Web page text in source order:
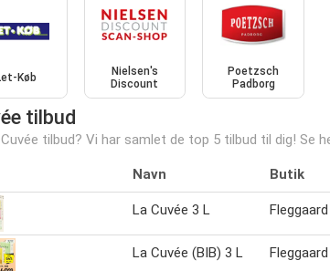
Køb
Nielsen's
Discount
Poetzsch
Padborg
tilbud
tilbud? Vi har samlet de top 5 tilbud til dig! Se
Navn Butik
La Cuvée 3 L Fleggaard
La Cuvée (BIB) 3 L Fleggaard